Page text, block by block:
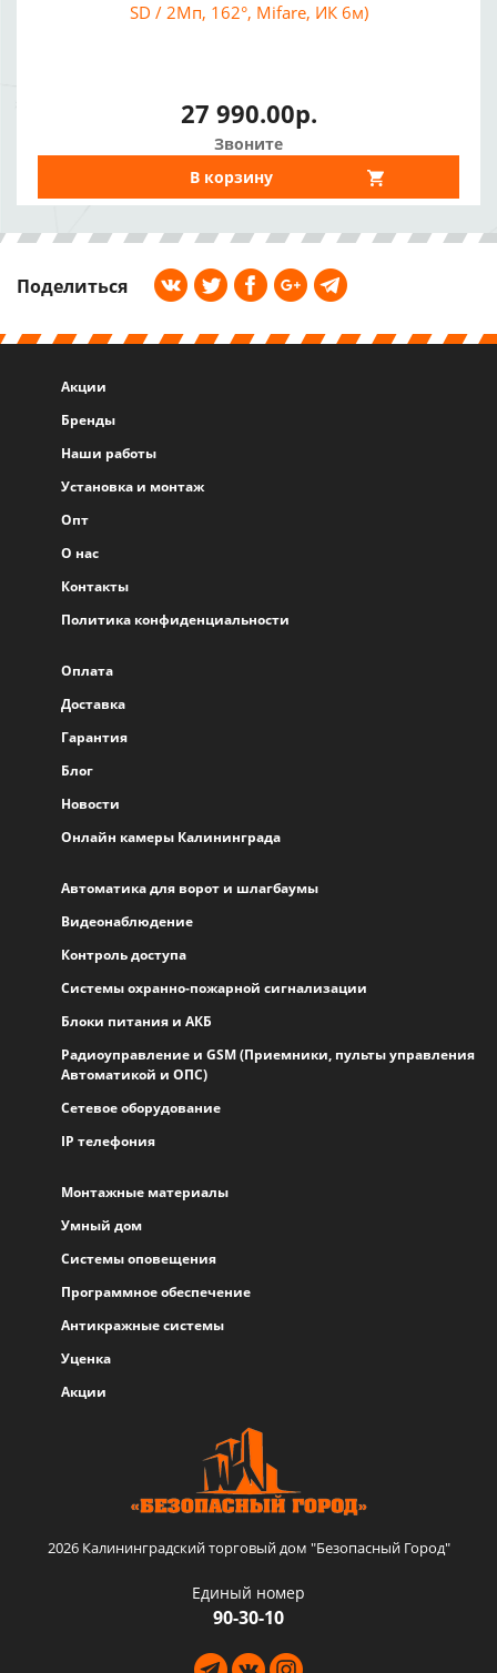
SD / 2Мп, 162°, Mifare, ИК 6м)
27 990.00р.
Звоните
В корзину
Поделиться
Акции
Бренды
Наши работы
Установка и монтаж
Опт
О нас
Контакты
Политика конфиденциальности
Оплата
Доставка
Гарантия
Блог
Новости
Онлайн камеры Калининграда
Автоматика для ворот и шлагбаумы
Видеонаблюдение
Контроль доступа
Системы охранно-пожарной сигнализации
Блоки питания и АКБ
Радиоуправление и GSM (Приемники, пульты управления
Автоматикой и ОПС)
Сетевое оборудование
IP телефония
Монтажные материалы
Умный дом
Системы оповещения
Программное обеспечение
Антикражные системы
Уценка
Акции
2026 Калининградский торговый дом "Безопасный Город"
Единый номер
90-30-10